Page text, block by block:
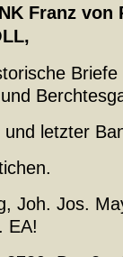
Franz
und letzter
Joh. Jos.
EA!